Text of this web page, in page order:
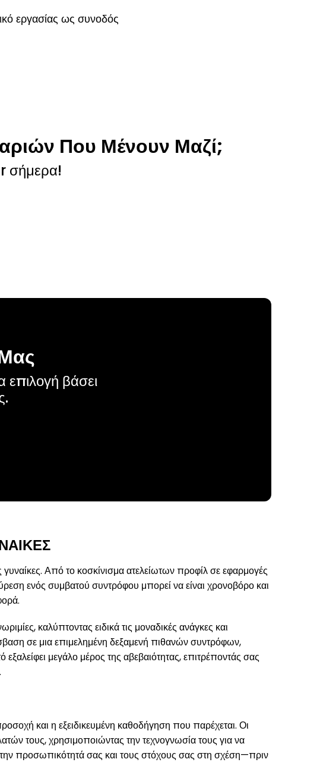
εργασίας ως συνοδός
Που Μένουν Μαζί;
σήμερα!
επιλογή βάσει
Από το κοσκίνισμα ατελείωτων προφίλ σε εφαρμογές
ενός συμβατού συντρόφου μπορεί να είναι χρονοβόρο και
καλύπτοντας ειδικά τις μοναδικές ανάγκες και
σε μια επιμελημένη δεξαμενή πιθανών συντρόφων,
μεγάλο μέρος της αβεβαιότητας, επιτρέποντάς σας
και η εξειδικευμένη καθοδήγηση που παρέχεται. Οι
τους, χρησιμοποιώντας την τεχνογνωσία τους για να
προσωπικότητά σας και τους στόχους σας στη σχέση—πριν